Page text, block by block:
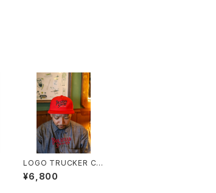
LOGO TRUCKER CA
P(3カラー) トラッカー
キャップ
¥6,800